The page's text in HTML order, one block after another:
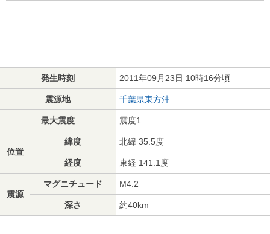
発生時刻 2011年09月23日 10時16分頃
震源地 千葉県東方沖
最大震度 震度1
位置
緯度 北緯 35.5度
経度 東経 141.1度
震源
マグニチュード M4.2
深さ 約40km